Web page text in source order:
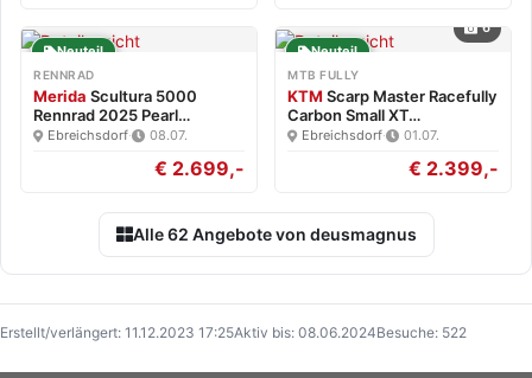
Neuteil
RENNRAD
Merida Scultura 5000
Rennrad 2025 Pearl
White/Blk…
Ebreichsdorf· 08.07.
€ 2.699,-
6
Neuteil
MTB FULLY
KTM Scarp Master Racefully
Carbon Small XT…
Ebreichsdorf· 01.07.
€ 2.399,-
Alle 62 Angebote von deusmagnus
Erstellt/verlängert: 11.12.2023 17:25Aktiv bis: 08.06.2024Besuche: 522